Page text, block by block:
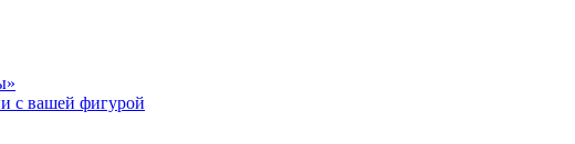
с вашей фигурой